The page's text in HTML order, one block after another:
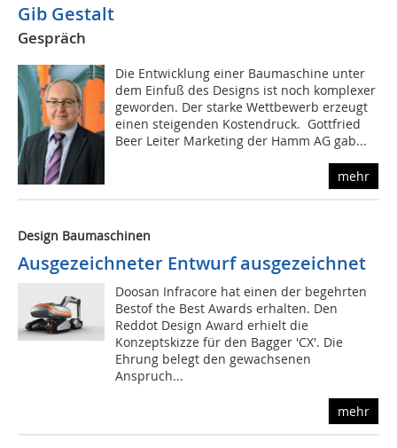
Gib Gestalt
Gespräch
Die Entwicklung einer Baumaschine unter
dem Einfuß des Designs ist noch komplexer
geworden. Der starke Wettbewerb erzeugt
einen steigenden Kostendruck. Gottfried
Beer Leiter Marketing der Hamm AG gab...
mehr
Design Baumaschinen
Ausgezeichneter Entwurf ausgezeichnet
Doosan Infracore hat einen der begehrten
Bestof the Best Awards erhalten. Den
Reddot Design Award erhielt die
Konzeptskizze für den Bagger 'CX'. Die
Ehrung belegt den gewachsenen
Anspruch...
mehr